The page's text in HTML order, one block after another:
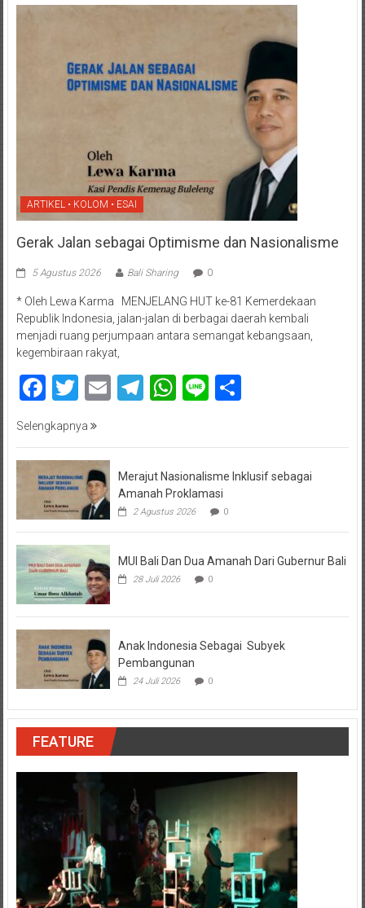
ARTIKEL • KOLOM • ESAI
Gerak Jalan sebagai Optimisme dan Nasionalisme
5 Agustus 2026 Bali Sharing 0
* Oleh Lewa Karma MENJELANG HUT ke-81 Kemerdekaan
Republik Indonesia, jalan-jalan di berbagai daerah kembali
menjadi ruang perjumpaan antara semangat kebangsaan,
kegembiraan rakyat,
Facebook
Twitter
EmailTelegram
WhatsApp
LineShare
Selengkapnya
Merajut Nasionalisme Inklusif sebagai
Amanah Proklamasi
2 Agustus 2026 0
MUI Bali Dan Dua Amanah Dari Gubernur Bali
28 Juli 2026 0
Anak Indonesia Sebagai Subyek
Pembangunan
24 Juli 2026 0
FEATURE